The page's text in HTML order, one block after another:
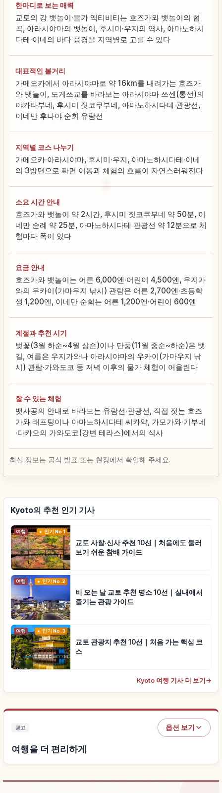
한마디로 보는 매력
교토의 강 뱃놀이·물가 액티비티는 호즈가와 뱃놀이의 협
곡, 아라시야마의 뱃놀이, 후시미·우지의 역사, 아마노하시
다테·이네의 바다 풍경을 지역별로 고를 수 있다
대표적인 볼거리
가메오카에서 아라시야마로 약 16km를 내려가는 호즈가
와 뱃놀이, 도게쓰교를 바라보는 아라시야마 쓰센(통선)의
야카타부네, 후시미 짓코쿠부네, 아마노하시다테 관광선,
이네만 후나야 순회 유람선
지역별 코스 나누기
가메오카·아라시야마, 후시미·우지, 아마노하시다테·이네
의 3방면으로 짜면 이동과 체험의 흐름이 자연스러워진다
소요 시간 안내
호즈가와 뱃놀이 약 2시간, 후시미 짓코쿠부네 약 50분, 이
네만 순례 약 25분, 아마노하시다테 관광선 약 12분으로 체
험마다 폭이 있다
요금 안내
호즈가와 뱃놀이는 어른 6,000엔·어린이 4,500엔, 우지가
와의 우카이(가마우지 낚시) 관람은 어른 2,700엔·초등학
생 1,200엔, 이네만 순회는 어른 1,200엔·어린이 600엔
계절과 추천 시기
벚꽃(3월 하순~4월 상순)이나 단풍(11월 중순~하순)은 뱃
길, 여름은 우지가와나 아라시야마의 우카이(가마우지 낚
시) 관람·가와도코 등 저녁 이후의 물가 체험이 어울린다
할 수 있는 체험
뱃사공의 안내로 바라보는 유람선·관광선, 직접 젓는 호즈
가와 래프팅이나 아마노하시다테 씨카약, 가모가와·기부네
·다카오의 가와도코(강변 테라스)에서의 식사
최신 정보는 공식 발표 또는 현장에서 확인해 주세요.
Kyoto의 추천 인기 기사
여행 인기 No.1
교토 사찰·신사 추천 10선｜처음에도 둘러
보기 쉬운 참배 가이드
여행 인기 No.2
비 오는 날 교토 추천 명소 10선｜실내에서
즐기는 관광 가이드
여행 인기 No.3
교토 관광지 추천 10선｜처음 가는 핵심 코
스
Kyoto 여행 기사 더 보기 →
광고 옵션 보기
여행을 더 편리하게